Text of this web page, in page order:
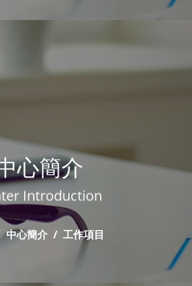
心簡介
Introduction
中心簡介 工作項目